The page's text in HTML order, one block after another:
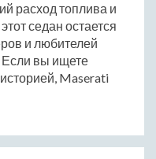
расход топлива и
седан остается
и любителей
Если вы ищете
Maserati